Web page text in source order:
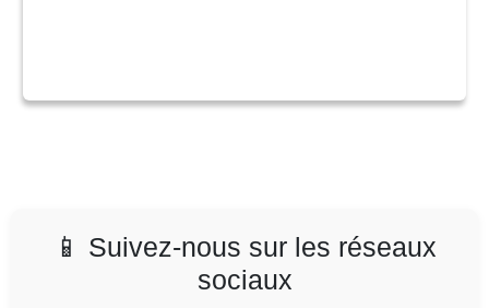
📱 Suivez-nous sur les réseaux
sociaux